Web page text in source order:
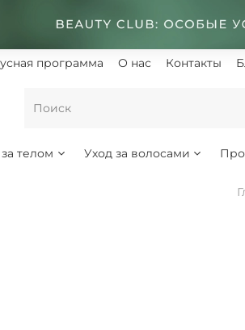
программа О нас Контакты
телом Уход за волосами